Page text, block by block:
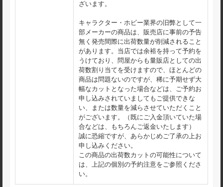
ざいます。
キャラクター・ホビー業界の旧弊として一
部メーカーの商品は、販売店に事前の予告
無く発売間際に出荷数量が削減されること
があります。当店では余裕を持って予約を
うけており、問屋からも量販店としての出
荷数割り当てを受けますので、ほとんどの
商品は問題ないのですが、稀に予期せず大
幅なカットとなった場合などは、ご予約お
申し込みされていましてもご提供できな
い、または数量を減らさせていただくこと
がございます。（既にご入金頂いていた場
合などは、もちろんご返金いたします）
誠に恐縮ですが、あらかじめご了承の上お
申し込みください。
この商品の出荷数カットの可能性について
は、上記の個別の予約注意をご参照くださ
い。